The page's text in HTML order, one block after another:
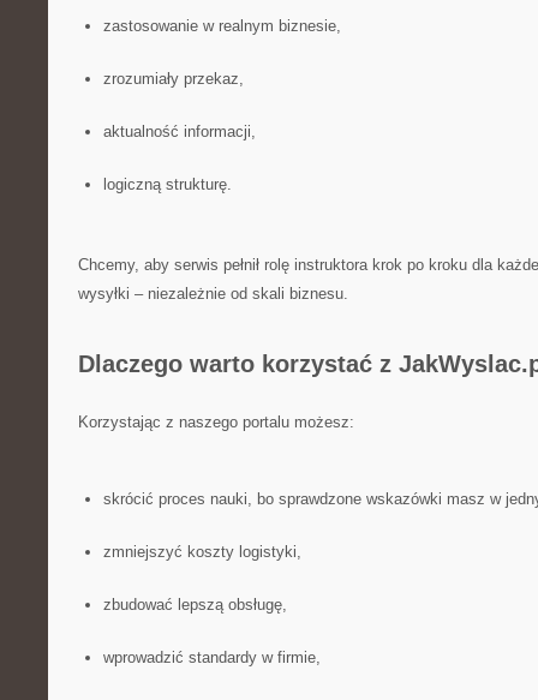
zastosowanie w realnym biznesie,
zrozumiały przekaz,
aktualność informacji,
logiczną strukturę.
Chcemy, aby serwis pełnił rolę instruktora krok po kroku dla
wysyłki – niezależnie od skali biznesu.
Dlaczego warto korzystać z
Korzystając z naszego portalu możesz:
skrócić proces nauki, bo sprawdzone wskazówki masz w
zmniejszyć koszty logistyki,
zbudować lepszą obsługę,
wprowadzić standardy w firmie,